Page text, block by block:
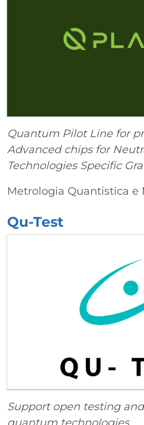
Quantum Pilot Line for
Advanced chips for
Technologies Specific
Metrologia Quantistica e
Qu-Test
Support open testing